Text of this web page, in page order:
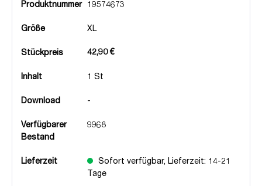
Produktnummer 19574673
Größe XL
Stückpreis 42,90 €
Inhalt 1 St
Download -
Verfügbarer
Bestand
9968
Lieferzeit
Sofort verfügbar, Lieferzeit: 14-21
Tage